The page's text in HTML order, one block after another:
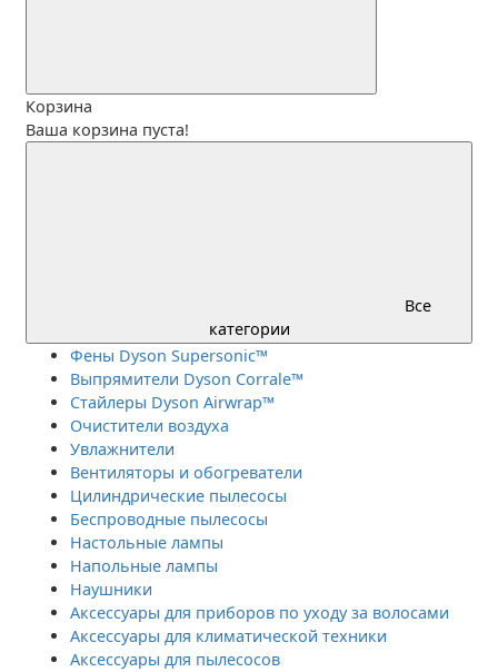
Корзина
Ваша корзина пуста!
Все
категории
Фены Dyson Supersonic™
Выпрямители Dyson Corrale™
Стайлеры Dyson Airwrap™
Очистители воздуха
Увлажнители
Вентиляторы и обогреватели
Цилиндрические пылесосы
Беспроводные пылесосы
Настольные лампы
Напольные лампы
Наушники
Аксессуары для приборов по уходу за волосами
Аксессуары для климатической техники
Аксессуары для пылесосов